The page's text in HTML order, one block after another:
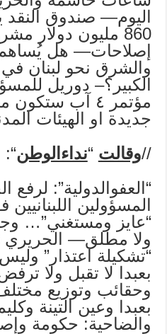
اليوم— صندوق النقد
860 مليون دولار
إصلاحات— هل يُساهم
والشرق نحو لبنان في
الكبير؟– دوريل
مؤتمر ٤ آب
جديدة او الهيئات
//وقالت “نداءالوطن“:
“العفوالدولية”:
المسؤولين
“عايز ومستغني”…
ولا مطلق—
“تشكيلة اعتذار”
بعبدا لا تقبل ولا
وحقائب وتوزيع
بعبدا وعين التينة
والضاحية: حكومة